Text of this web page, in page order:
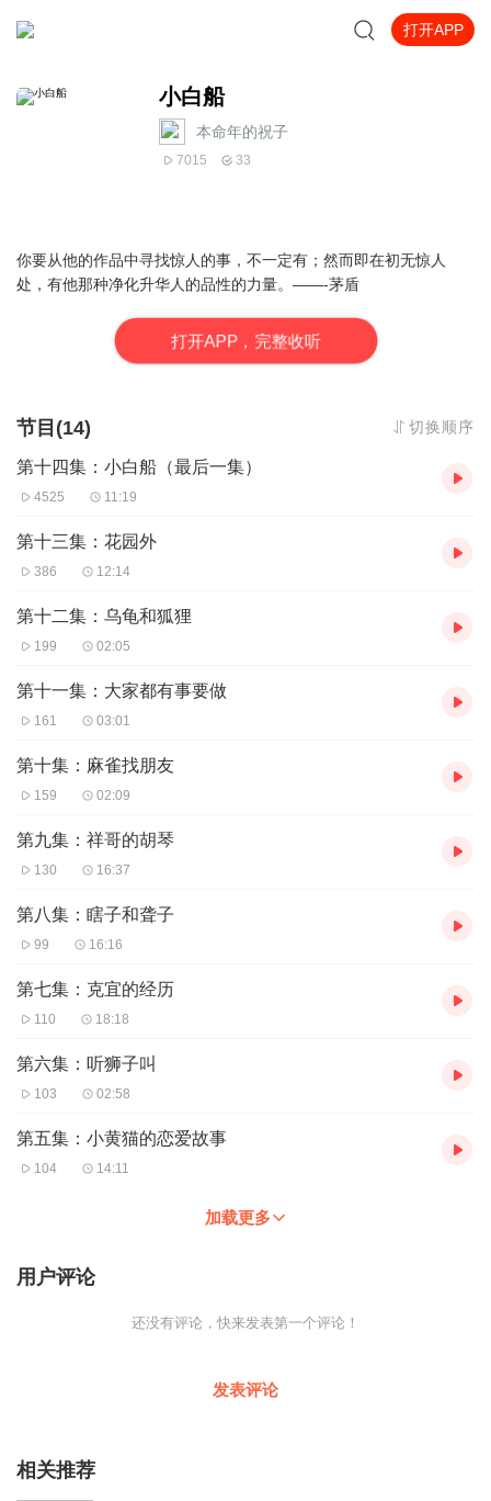
打开APP
小白船
本命年的祝子
7015 33
你要从他的作品中寻找惊人的事，不一定有；然而即在初无惊人
处，有他那种净化升华人的品性的力量。——-茅盾
打开APP，完整收听
节目(14) 切换顺序
第十四集：小白船（最后一集）
4525 11:19
第十三集：花园外
386 12:14
第十二集：乌龟和狐狸
199 02:05
第十一集：大家都有事要做
161 03:01
第十集：麻雀找朋友
159 02:09
第九集：祥哥的胡琴
130 16:37
第八集：瞎子和聋子
99 16:16
第七集：克宜的经历
110 18:18
第六集：听狮子叫
103 02:58
第五集：小黄猫的恋爱故事
104 14:11
加载更多
用户评论
还没有评论，快来发表第一个评论！
发表评论
相关推荐